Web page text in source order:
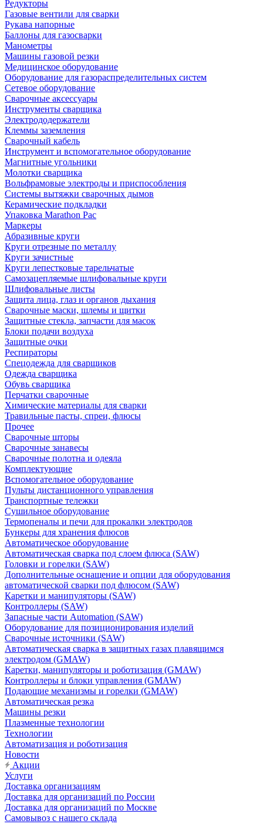
Редукторы
Газовые вентили для сварки
Рукава напорные
Баллоны для газосварки
Манометры
Машины газовой резки
Медицинское оборудование
Оборудование для газораспределительных систем
Сетевое оборудование
Сварочные аксессуары
Инструменты сварщика
Электрододержатели
Клеммы заземления
Сварочный кабель
Инструмент и вспомогательное оборудование
Магнитные угольники
Молотки сварщика
Вольфрамовые электроды и приспособления
Системы вытяжки сварочных дымов
Керамические подкладки
Упаковка Marathon Pac
Маркеры
Абразивные круги
Круги отрезные по металлу
Круги зачистные
Круги лепестковые тарельчатые
Самозацепляемые шлифовальные круги
Шлифовальные листы
Защита лица, глаз и органов дыхания
Сварочные маски, шлемы и щитки
Защитные стекла, запчасти для масок
Блоки подачи воздуха
Защитные очки
Респираторы
Спецодежда для сварщиков
Одежда сварщика
Обувь сварщика
Перчатки сварочные
Химические материалы для сварки
Травильные пасты, спреи, флюсы
Прочее
Сварочные шторы
Сварочные занавесы
Сварочные полотна и одеяла
Комплектующие
Вспомогательное оборудование
Пульты дистанционного управления
Транспортные тележки
Сушильное оборудование
Термопеналы и печи для прокалки электродов
Бункеры для хранения флюсов
Автоматическое оборудование
Автоматическая сварка под слоем флюса (SAW)
Головки и горелки (SAW)
Дополнительные оснащение и опции для оборудования
автоматической сварки под флюсом (SAW)
Каретки и манипуляторы (SAW)
Контроллеры (SAW)
Запасные части Automation (SAW)
Оборудование для позиционирования изделий
Сварочные источники (SAW)
Автоматическая сварка в защитных газах плавящимся
электродом (GMAW)
Каретки, манипуляторы и роботизация (GMAW)
Контроллеры и блоки управления (GMAW)
Подающие механизмы и горелки (GMAW)
Автоматическая резка
Машины резки
Плазменные технологии
Технологии
Автоматизация и роботизация
Новости
Акции
Услуги
Доставка организациям
Доставка для организаций по России
Доставка для организаций по Москве
Самовывоз с нашего склада